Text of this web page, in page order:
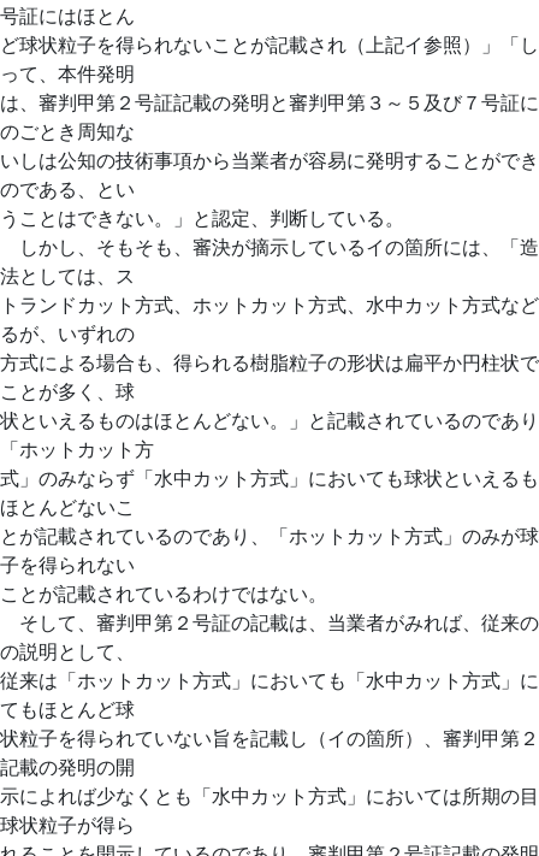
号証にはほとん
ど球状粒子を得られないことが記載され（上記イ参照）」「
って、本件発明
は、審判甲第２号証記載の発明と審判甲第３～５及び７号証
のごとき周知な
いしは公知の技術事項から当業者が容易に発明することがで
のである、とい
うことはできない。」と認定、判断している。
しかし、そもそも、審決が摘示しているイの箇所には、「
法としては、ス
トランドカット方式、ホットカット方式、水中カット方式な
るが、いずれの
方式による場合も、得られる樹脂粒子の形状は扁平か円柱状
ことが多く、球
状といえるものはほとんどない。」と記載されているのであ
「ホットカット方
式」のみならず「水中カット方式」においても球状といえる
ほとんどないこ
とが記載されているのであり、「ホットカット方式」のみが
子を得られない
ことが記載されているわけではない。
そして、審判甲第２号証の記載は、当業者がみれば、従来
の説明として、
従来は「ホットカット方式」においても「水中カット方式」
てもほとんど球
状粒子を得られていない旨を記載し（イの箇所）、審判甲第
記載の発明の開
示によれば少なくとも「水中カット方式」においては所期の
球状粒子が得ら